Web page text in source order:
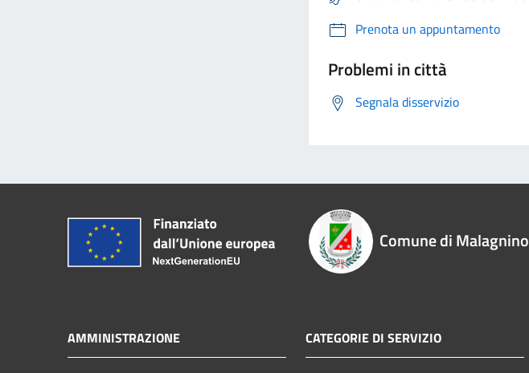
Prenota un appuntamento
Problemi in città
Segnala disservizio
Comune di Malagnino
AMMINISTRAZIONE CATEGORIE DI SERVIZIO